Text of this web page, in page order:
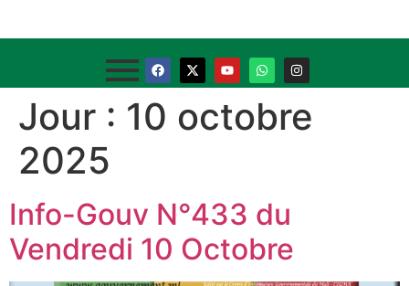
Jour : 10 octobre
2025
Info-Gouv N°433 du
Vendredi 10 Octobre